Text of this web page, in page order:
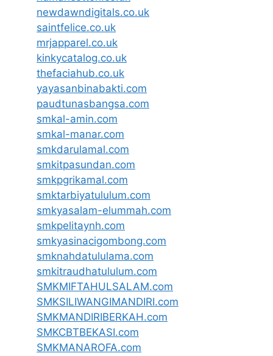
newdawndigitals.co.uk
saintfelice.co.uk
mrjapparel.co.uk
kinkycatalog.co.uk
thefaciahub.co.uk
yayasanbinabakti.com
paudtunasbangsa.com
smkal-amin.com
smkal-manar.com
smkdarulamal.com
smkitpasundan.com
smkpgrikamal.com
smktarbiyatululum.com
smkyasalam-elummah.com
smkpelitaynh.com
smkyasinacigombong.com
smknahdatululama.com
smkitraudhatululum.com
SMKMIFTAHULSALAM.com
SMKSILIWANGIMANDIRI.com
SMKMANDIRIBERKAH.com
SMKCBTBEKASI.com
SMKMANAROFA.com